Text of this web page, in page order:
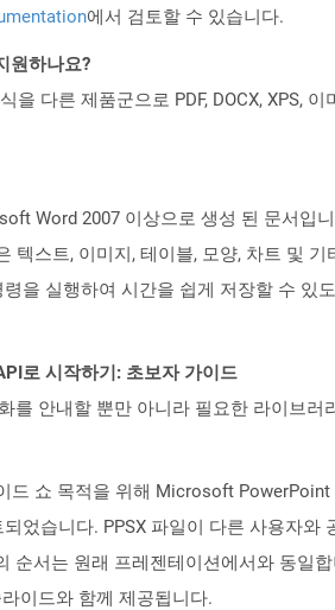
에서 검토할 수 있습니다.
원하나요?
다른 제품군으로 PDF, DOCX, XPS,
Word 2007 이상으로 생성 된 문서입
텍스트, 이미지, 테이블, 모양, 차트 및
을 실행하여 시간을 쉽게 저장할 수
로 시작하기: 초보자 가이드
를 안내할 뿐만 아니라 필요한 라이브러
드 쇼 목적을 위해 Microsoft
었습니다. PPSX 파일이 다른 사용자
순서는 원래 프레젠테이션에서와 동일
이드와 함께 제공됩니다.